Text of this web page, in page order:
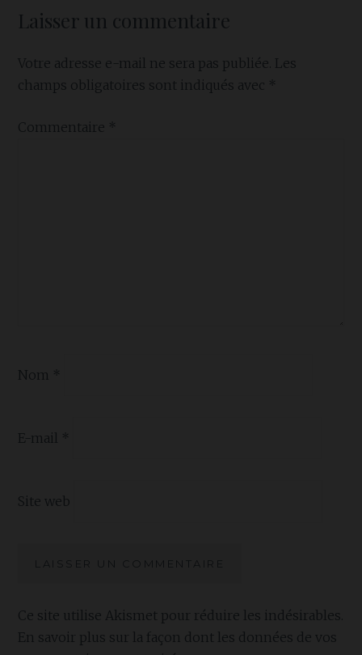
Laisser un commentaire
Votre adresse e-mail ne sera pas publiée. Les
champs obligatoires sont indiqués avec *
Commentaire *
Nom *
E-mail *
Site web
Ce site utilise Akismet pour réduire les indésirables.
En savoir plus sur la façon dont les données de vos